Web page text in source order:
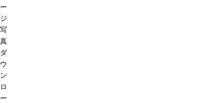
ー
ジ
写
真
ダ
ウ
ン
ロ
ー